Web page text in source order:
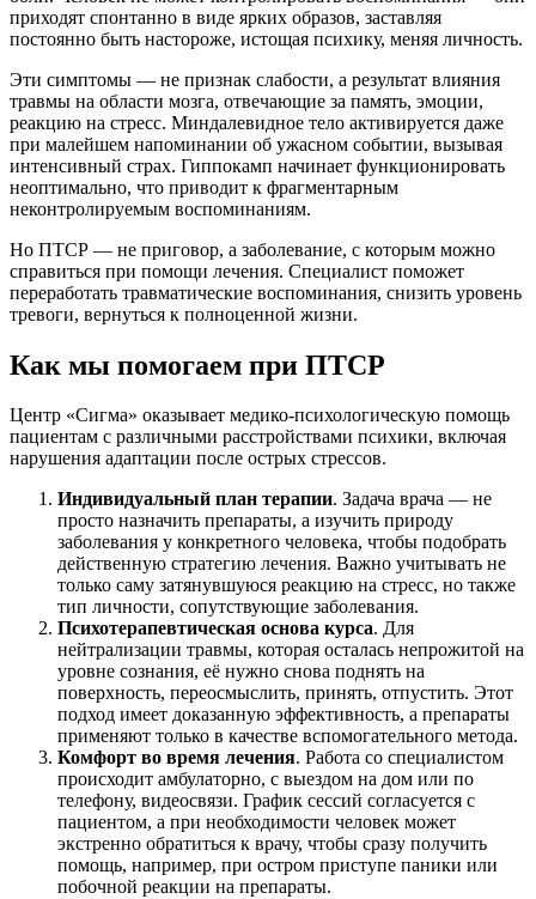
приходят спонтанно в виде ярких образов, заставляя
постоянно быть настороже, истощая психику, меняя личность.
Эти симптомы — не признак слабости, а результат влияния
травмы на области мозга, отвечающие за память, эмоции,
реакцию на стресс. Миндалевидное тело активируется даже
при малейшем напоминании об ужасном событии, вызывая
интенсивный страх. Гиппокамп начинает функционировать
неоптимально, что приводит к фрагментарным
неконтролируемым воспоминаниям.
Но ПТСР — не приговор, а заболевание, с которым можно
справиться при помощи лечения. Специалист поможет
переработать травматические воспоминания, снизить уровень
тревоги, вернуться к полноценной жизни.
Как мы помогаем при ПТСР
Центр «Сигма» оказывает медико-психологическую помощь
пациентам с различными расстройствами психики, включая
нарушения адаптации после острых стрессов.
Индивидуальный план терапии. Задача врача — не
просто назначить препараты, а изучить природу
заболевания у конкретного человека, чтобы подобрать
действенную стратегию лечения. Важно учитывать не
только саму затянувшуюся реакцию на стресс, но также
тип личности, сопутствующие заболевания.
Психотерапевтическая основа курса. Для
нейтрализации травмы, которая осталась непрожитой на
уровне сознания, её нужно снова поднять на
поверхность, переосмыслить, принять, отпустить. Этот
подход имеет доказанную эффективность, а препараты
применяют только в качестве вспомогательного метода.
Комфорт во время лечения. Работа со специалистом
происходит амбулаторно, с выездом на дом или по
телефону, видеосвязи. График сессий согласуется с
пациентом, а при необходимости человек может
экстренно обратиться к врачу, чтобы сразу получить
помощь, например, при остром приступе паники или
побочной реакции на препараты.